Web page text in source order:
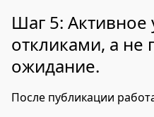
Шаг 5: Активное
откликами, а не
ожидание.
После публикации